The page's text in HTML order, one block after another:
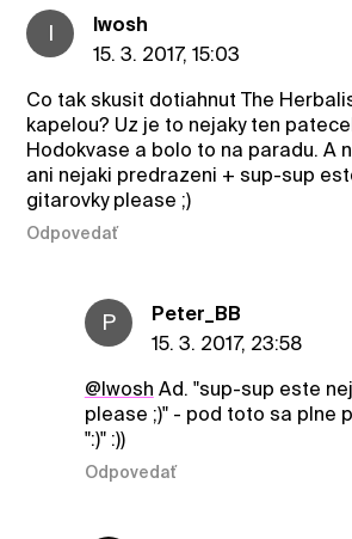
I
Iwosh
15. 3. 2017, 15:03
Co tak skusit dotiahnut The
kapelou? Uz je to nejaky ten
Hodokvase a bolo to na paradu. A
ani nejaki predrazeni + sup-sup
gitarovky please ;)
Odpovedať
P
Peter_BB
15. 3. 2017, 23:58
@Iwosh Ad. "sup-sup este
please ;)" - pod toto sa plne
":)" :))
Odpovedať